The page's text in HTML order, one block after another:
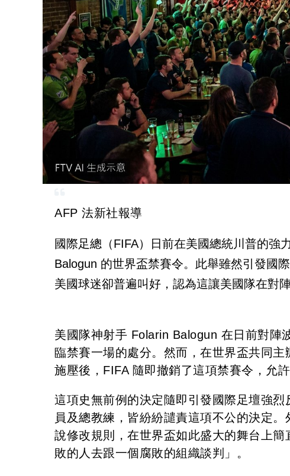
AFP 法新社報導
國際足總（FIFA）日前在美國總統川普的強
Balogun 的世界盃禁賽令。此舉雖然引發國
美國球迷卻普遍叫好，認為這讓美國隊在對
美國隊神射手 Folarin Balogun 在日前對陣
臨禁賽一場的處分。然而，在世界盃共同主
施壓後，FIFA 隨即撤銷了這項禁賽令，允
這項史無前例的決定隨即引發國際足壇強
員及總教練，皆紛紛譴責這項不公的決定
說修改規則，在世界盃如此盛大的舞台上
敗的人去跟一個腐敗的組織談判」。